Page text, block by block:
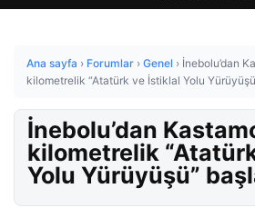
Ana sayfa › Forumlar › Genel › İnebolu’dan
kilometrelik “Atatürk ve İstiklal Yolu
İnebolu’dan
kilometrelik
Yolu Yürüyüşü”